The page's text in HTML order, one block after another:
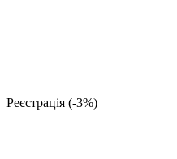
Реєстрація (-3%)